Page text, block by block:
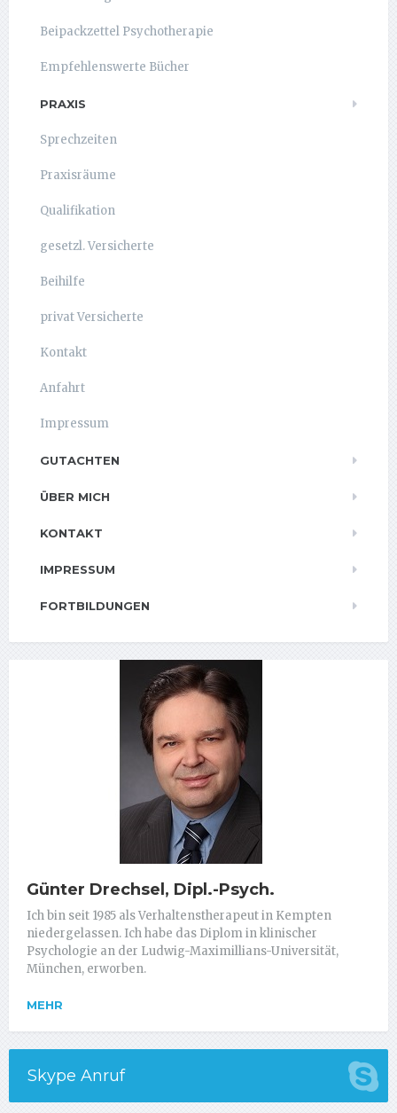
Beipackzettel Psychotherapie
Empfehlenswerte Bücher
PRAXIS
Sprechzeiten
Praxisräume
Qualifikation
gesetzl. Versicherte
Beihilfe
privat Versicherte
Kontakt
Anfahrt
Impressum
GUTACHTEN
ÜBER MICH
KONTAKT
IMPRESSUM
FORTBILDUNGEN
Günter Drechsel, Dipl.-Psych.
Ich bin seit 1985 als Verhaltenstherapeut in Kempten
niedergelassen. Ich habe das Diplom in klinischer
Psychologie an der Ludwig-Maximillians-Universität,
München, erworben.
MEHR
Skype Anruf